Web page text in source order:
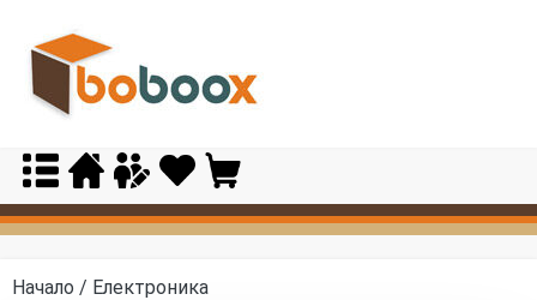
content
Начало / Електроника